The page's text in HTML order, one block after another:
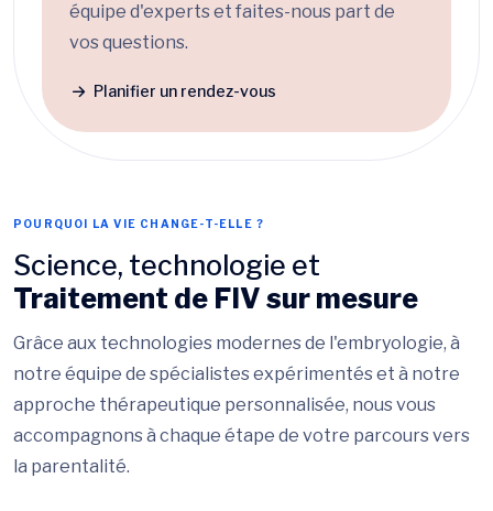
équipe d'experts et faites-nous part de
vos questions.
Planifier un rendez-vous
POURQUOI LA VIE CHANGE-T-ELLE ?
Science, technologie et
Traitement de FIV sur mesure
Grâce aux technologies modernes de l'embryologie, à
notre équipe de spécialistes expérimentés et à notre
approche thérapeutique personnalisée, nous vous
accompagnons à chaque étape de votre parcours vers
la parentalité.